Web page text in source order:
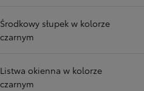
Środkowy słupek w kolorze
czarnym
Listwa okienna w kolorze
czarnym